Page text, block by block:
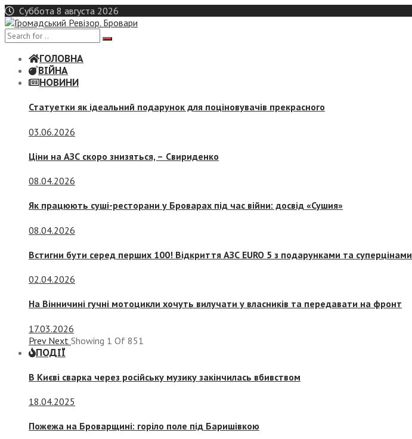
Skip
to
content
Суббота 8 августа 2026
ГОЛОВНА
ВІЙНА
НОВИНИ
Статуетки як ідеальний подарунок для поціновувачів прекрасного
03.06.2026
Ціни на АЗС скоро знизяться, – Свириденко
08.04.2026
Як працюють суші-ресторани у Броварах під час війни: досвід «Сушия»
08.04.2026
Встигни бути серед перших 100! Відкриття АЗС EURO 5 з подарунками та суперцінами
02.04.2026
На Вінничині гучні мотоцикли хочуть вилучати у власників та передавати на фронт
17.03.2026
Prev Next Showing 1 Of 851
ПОДІЇ
В Києві сварка через російську музику закінчилась вбивством
18.04.2025
Пожежа на Броварщині: горіло поле під Баришівкою